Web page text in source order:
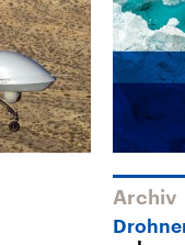
Archiv